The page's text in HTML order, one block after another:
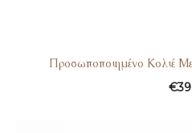
Προσωποποιημένο Κολιέ
€39